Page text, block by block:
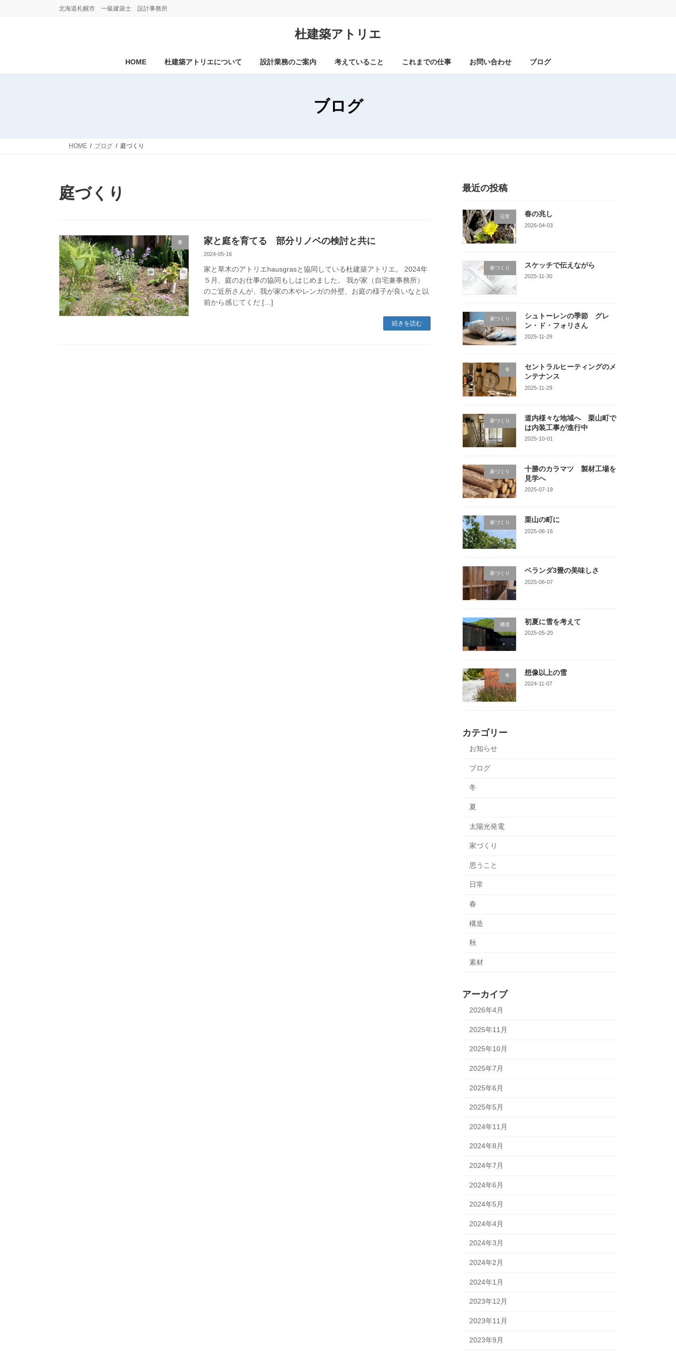
北海道札幌市 一級建築士 設計事務所
杜建築アトリエ
HOME 杜建築アトリエについて 設計業務のご案内 考えていること これまでの仕事 お問い合わせ ブログ
ブログ
HOME ブログ 庭づくり
庭づくり
春 家と庭を育てる 部分リノベの検討と共に
2024-05-16
家と草木のアトリエhausgrasと協同している杜建築アトリエ。 2024年
５月、庭のお仕事の協同もしはじめました。 我が家（自宅兼事務所）
のご近所さんが、我が家の木やレンガの外壁、お庭の様子が良いなと以
前から感じてくだ […]
続きを読む
最近の投稿
日常 春の兆し
2026-04-03
家づくり スケッチで伝えながら
2025-11-30
家づくり
シュトーレンの季節 グレ
ン・ド・フォリさん
2025-11-29
冬
セントラルヒーティングのメ
ンテナンス
2025-11-29
家づくり
道内様々な地域へ 栗山町で
は内装工事が進行中
2025-10-01
家づくり
十勝のカラマツ 製材工場を
見学へ
2025-07-19
家づくり 栗山の町に
2025-06-16
家づくり ベランダ3畳の美味しさ
2025-06-07
構造 初夏に雪を考えて
2025-05-20
冬 想像以上の雪
2024-11-07
カテゴリー
お知らせ
ブログ
冬
夏
太陽光発電
家づくり
思うこと
日常
春
構造
秋
素材
アーカイブ
2026年4月
2025年11月
2025年10月
2025年7月
2025年6月
2025年5月
2024年11月
2024年8月
2024年7月
2024年6月
2024年5月
2024年4月
2024年3月
2024年2月
2024年1月
2023年12月
2023年11月
2023年9月